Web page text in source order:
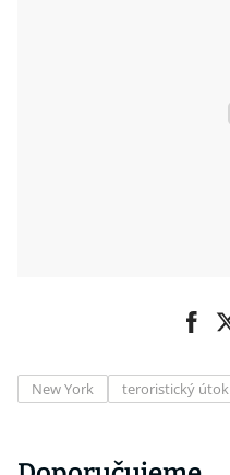
New York teroristický útok